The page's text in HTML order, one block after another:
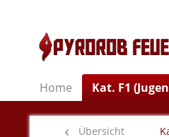
Home Kat. F1
Übersicht